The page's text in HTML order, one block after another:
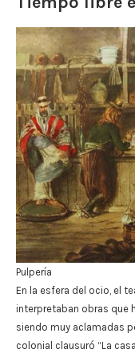
Pulpería
En la esfera del ocio, el
interpretaban obras que
siendo muy aclamadas
colonial clausuró “La